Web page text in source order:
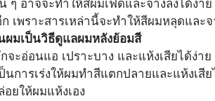
ๆ อาจจะทำให้สีผมเฟดและจางลงได้ง่
เพราะสารเหล่านี้จะทำให้สีผมหลุดและ
ผมเป็นวิธีดูแลผมหลังย้อมสี
ะอ่อนแอ เปราะบาง และแห้งเสียได้ง่
นการเร่งให้ผมทำสีแตกปลายและแห้งเ
ยให้ผมแห้งเอง